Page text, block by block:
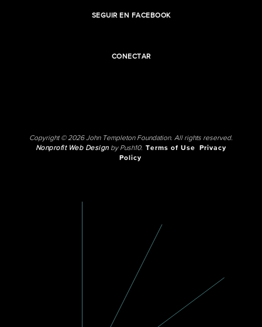
SEGUIR EN FACEBOOK
CONECTAR
Copyright © 2026 John Templeton Foundation. All rights reserved.
Nonprofit Web Designby Push10. Terms of Use
Privacy
Policy